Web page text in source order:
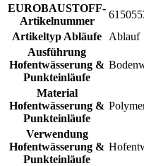
EUROBAUSTOFF-
Artikelnummer
Artikeltyp Abläufe
Ablauf
Ausführung
Hofentwässerung &
Punkteinläufe
Material
Hofentwässerung &
Punkteinläufe
Verwendung
Hofentwässerung &
Punkteinläufe